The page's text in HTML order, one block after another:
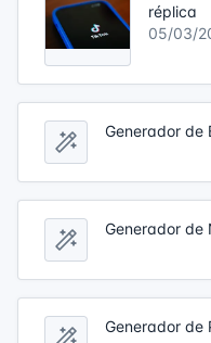
réplica
05/03/
Generador de
Generador de
Generador de